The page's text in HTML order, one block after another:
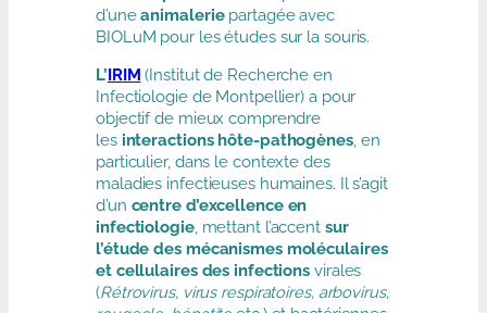
d’uneanimaleriepartagée avec
BIOLuM pour les études sur la souris.
L’IRIM (Institut de Recherche en
Infectiologie de Montpellier) a pour
objectif de mieux comprendre
les interactions hôte-pathogènes, en
particulier, dans le contexte des
maladies infectieuses humaines. Il s’agit
d’un centre d’excellence en
infectiologie, mettant l’accent sur
l’étude des mécanismes moléculaires
et cellulaires des infections virales
(Rétrovirus, virus respiratoires, arbovirus,